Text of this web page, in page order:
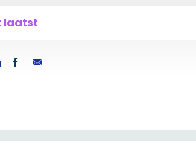
laatst